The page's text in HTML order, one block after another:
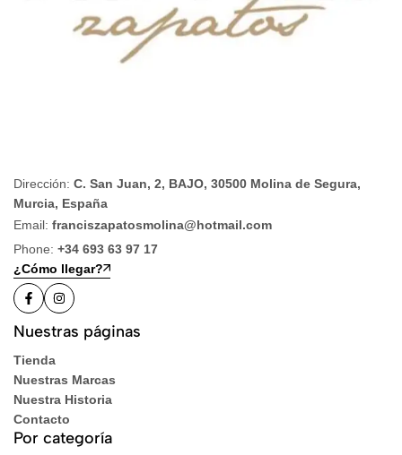
Dirección: C. San Juan, 2, BAJO, 30500 Molina de Segura,
Murcia, España
Email: franciszapatosmolina@hotmail.com
Phone: +34 693 63 97 17
¿Cómo llegar?
Nuestras páginas
Tienda
Nuestras Marcas
Nuestra Historia
Contacto
Por categoría